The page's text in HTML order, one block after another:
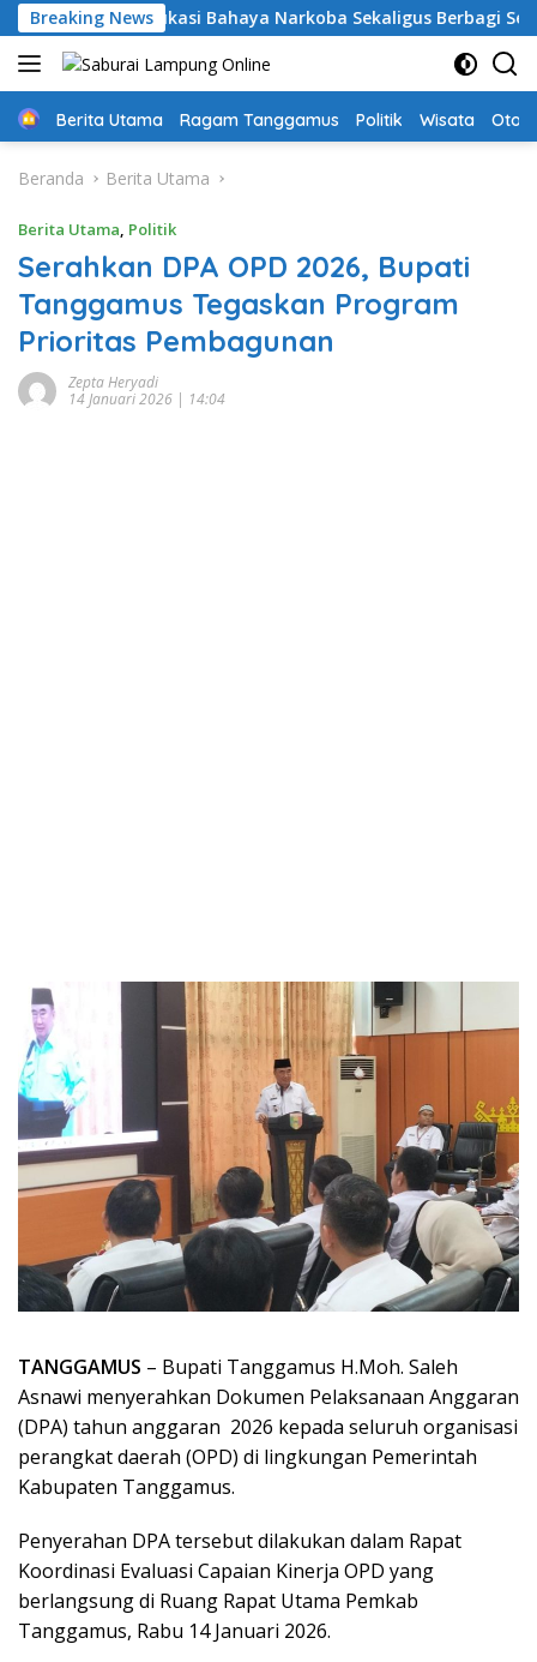
Langsung
ke
konten
Breaking News
Edukasi Bahaya Narkoba Sekaligus Berbagi Sembako
Home
Berita Utama Ragam Tanggamus Politik Wisata Oto
Beranda Berita Utama
Berita Utama, Politik
Serahkan DPA OPD 2026, Bupati
Tanggamus Tegaskan Program
Prioritas Pembagunan
Zepta Heryadi
14 Januari 2026 | 14:04
TANGGAMUS – Bupati Tanggamus H.Moh. Saleh
Asnawi menyerahkan Dokumen Pelaksanaan Anggaran
(DPA) tahun anggaran 2026 kepada seluruh organisasi
perangkat daerah (OPD) di lingkungan Pemerintah
Kabupaten Tanggamus.
Penyerahan DPA tersebut dilakukan dalam Rapat
Koordinasi Evaluasi Capaian Kinerja OPD yang
berlangsung di Ruang Rapat Utama Pemkab
Tanggamus, Rabu 14 Januari 2026.